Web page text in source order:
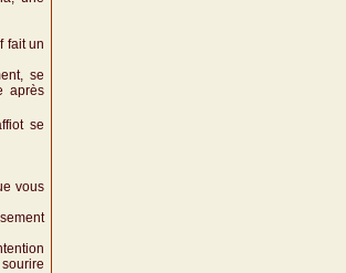
fait un
se
après
se
vous